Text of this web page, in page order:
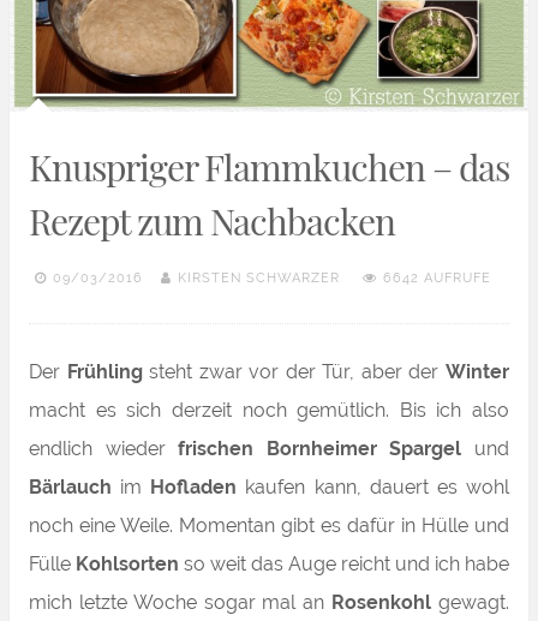
Knuspriger Flammkuchen – das
Rezept zum Nachbacken
09/03/2016 KIRSTEN SCHWARZER 6642 AUFRUFE
Der Frühlingsteht zwar vor der Tür, aber derWinter
macht es sich derzeit noch gemütlich. Bis ich also
endlich wiederfrischen Bornheimer Spargel und
Bärlauch im Hofladen kaufen kann, dauert es wohl
noch eine Weile. Momentan gibt es dafür in Hülle und
Fülle Kohlsorten so weit das Auge reicht und ich habe
mich letzte Woche sogar mal an Rosenkohl gewagt.